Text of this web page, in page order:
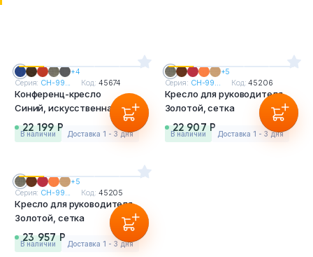
+4
Серия: CH-99... Код: 45674
Конференц-кресло
Синий, искусственная кожа
22 199 Р
в наличии Доставка 1 - 3 дня
+5
Серия: CH-99... Код:45206
Кресло для руководителя
Золотой, сетка
22 907 Р
в наличии Доставка 1 - 3 дня
+5
Серия: CH-99... Код: 45205
Кресло для руководителя
Золотой, сетка
23 957 Р
в наличии Доставка 1 - 3 дня